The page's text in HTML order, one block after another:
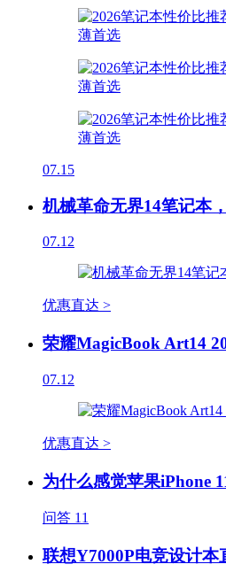
07.15
机械革命无界14笔记本
07.12
优惠直达 >
荣耀MagicBook Art14
07.12
优惠直达 >
为什么感觉苹果iPhone
问答 11
联想Y7000P电竞设计本